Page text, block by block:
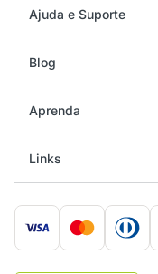
Ajuda e Suporte
Blog
Aprenda
Links